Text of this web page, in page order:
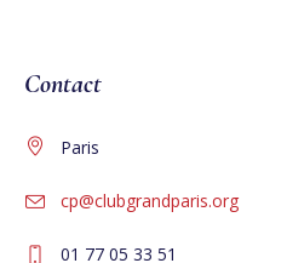
Contact
Paris
cp@clubgrandparis.org
01 77 05 33 51